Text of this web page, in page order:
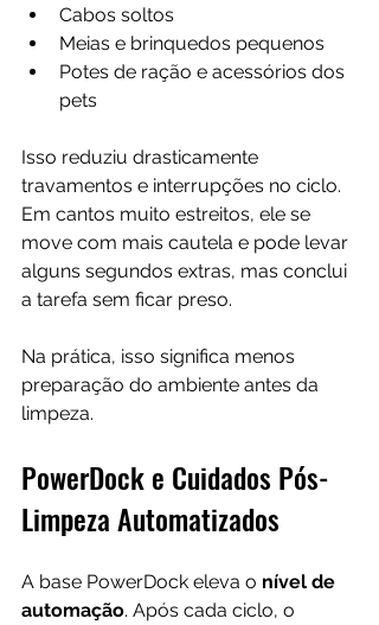
Cabos soltos
Meias e brinquedos pequenos
Potes de ração e acessórios dos
pets
Isso reduziu drasticamente
travamentos e interrupções no ciclo.
Em cantos muito estreitos, ele se
move com mais cautela e pode levar
alguns segundos extras, mas conclui
a tarefa sem ficar preso.
Na prática, isso significa menos
preparação do ambiente antes da
limpeza.
PowerDock e Cuidados Pós-
Limpeza Automatizados
A base PowerDock eleva o nível de
automação. Após cada ciclo, o